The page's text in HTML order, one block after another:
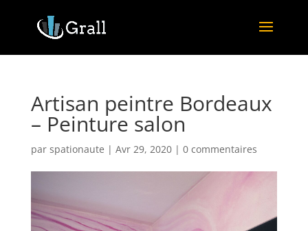
Artisan peintre Bordeaux
– Peinture salon
par spationaute | Avr 29, 2020| 0 commentaires